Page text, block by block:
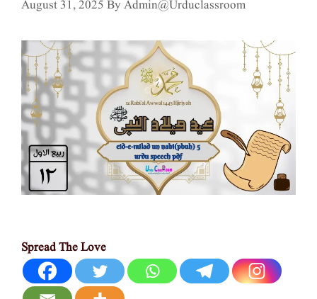
August 31, 2025 ByAdmin@urduclassroom
Spread The Love